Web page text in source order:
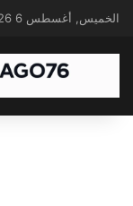
الخميس, أغسطس 6 2026